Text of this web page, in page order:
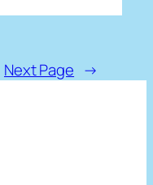
Next Page →